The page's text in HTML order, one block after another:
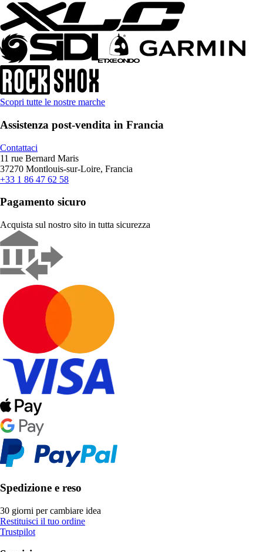
Scopri tutte le nostre marche
Assistenza post-vendita in Francia
Contattaci
11 rue Bernard Maris
37270 Montlouis-sur-Loire, Francia
+33 1 86 47 62 58
Pagamento sicuro
Acquista sul nostro sito in tutta sicurezza
Spedizione e reso
30 giorni per cambiare idea
Restituisci il tuo ordine
Trustpilot